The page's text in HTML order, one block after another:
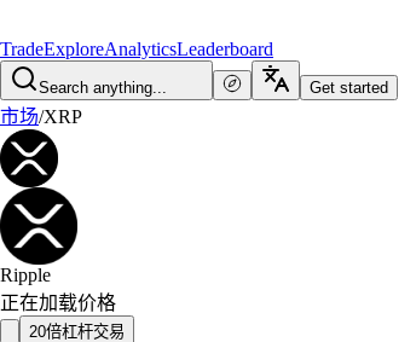
TradeExploreAnalyticsLeaderboard
Search anything... Get started
市场/XRP
Ripple
正在加载价格
20倍杠杆交易